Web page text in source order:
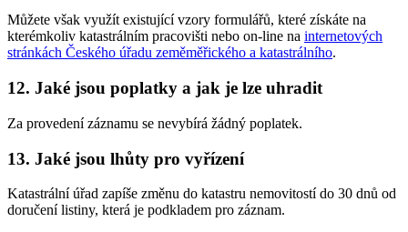
Můžete však využít existující vzory formulářů, které získáte na
kterémkoliv katastrálním pracovišti nebo on-line na internetových
stránkách Českého úřadu zeměměřického a katastrálního.
12. Jaké jsou poplatky a jak je lze uhradit
Za provedení záznamu se nevybírá žádný poplatek.
13. Jaké jsou lhůty pro vyřízení
Katastrální úřad zapíše změnu do katastru nemovitostí do 30 dnů od
doručení listiny, která je podkladem pro záznam.